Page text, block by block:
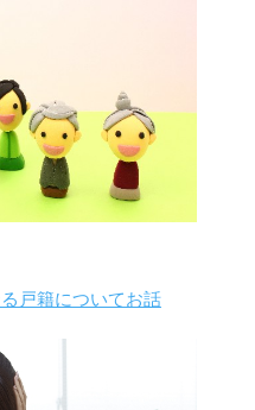
戸籍についてお話